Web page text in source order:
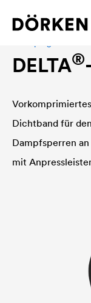
DELTA®
Dichtband für
Dampfsperren
mit